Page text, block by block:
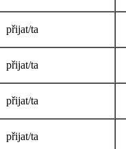
přijat/ta
přijat/ta
přijat/ta
přijat/ta